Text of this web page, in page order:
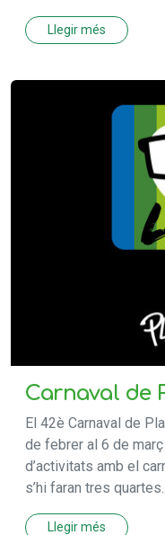
Llegir més
Carnaval de
El 42è Carnaval de
de febrer al 6 de
d’activitats amb el
s’hi faran tres
Llegir més